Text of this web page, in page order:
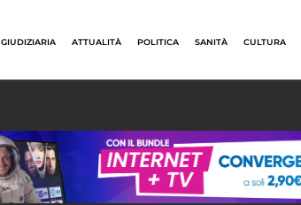
GIUDIZIARIA ATTUALITÀ POLITICA SANITÀ CULTURA